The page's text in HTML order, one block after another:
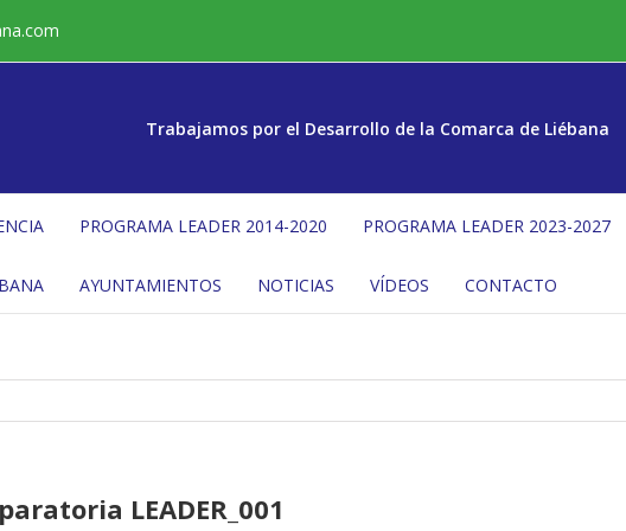
Trabajamos por el Desarrollo de la Comarca de Liébana
PROGRAMA LEADER 2014-2020 PROGRAMA LEADER 2023-2027
AYUNTAMIENTOS NOTICIAS VÍDEOS CONTACTO
LEADER_001